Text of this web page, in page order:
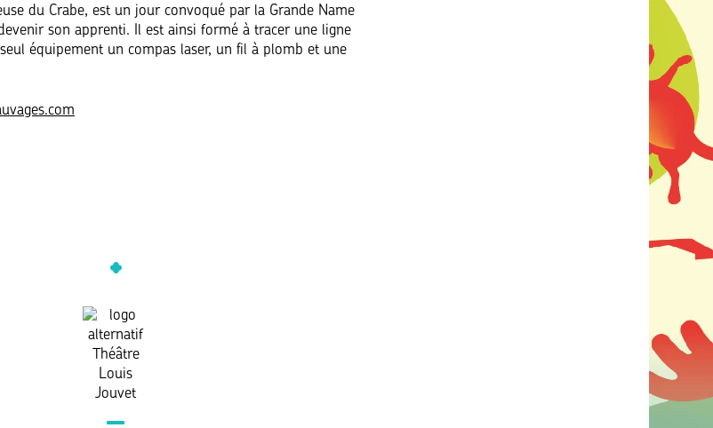
du Crabe, est un jour convoqué par la Grande Name
son apprenti. Il est ainsi formé à tracer une ligne
seul équipement un compas laser, un fil à plomb et une